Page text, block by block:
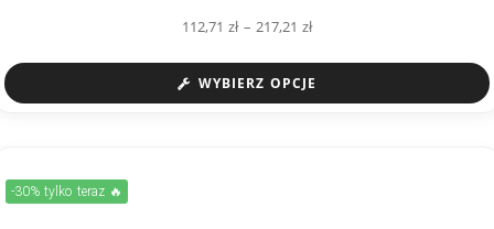
112,71zł – 217,21zł
WYBIERZ OPCJE
-30% tylko teraz 🔥